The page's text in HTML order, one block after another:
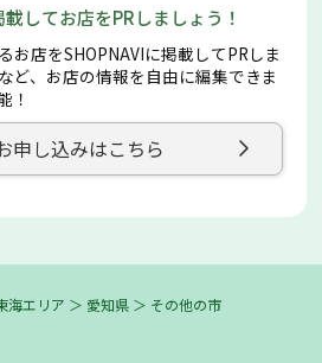
してお店をPRしましょう！
お店をSHOPNAVIに掲載してPRしま
ど、お店の情報を自由に編集できま
！
申し込みはこちら
海エリア ＞ 愛知県 ＞ その他の市